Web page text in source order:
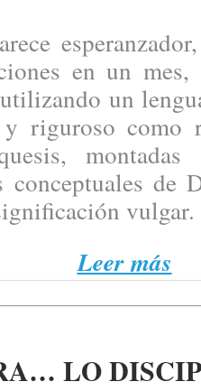
esperanzador,
en un mes,
un
riguroso como
conceptuales de
vulgar.
Leer más
LO